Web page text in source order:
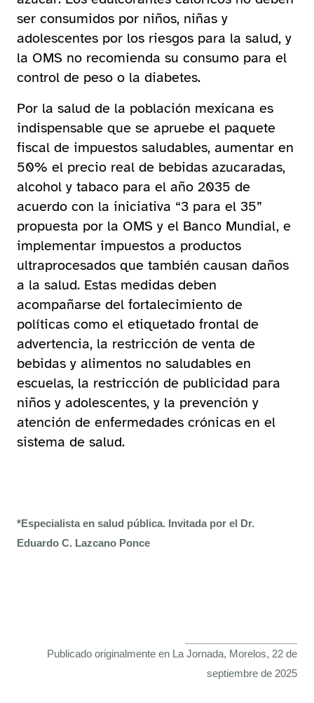
ser consumidos por niños, niñas y
adolescentes por los riesgos para la salud, y
la OMS no recomienda su consumo para el
control de peso o la diabetes.
Por la salud de la población mexicana es
indispensable que se apruebe el paquete
fiscal de impuestos saludables, aumentar en
50% el precio real de bebidas azucaradas,
alcohol y tabaco para el año 2035 de
acuerdo con la iniciativa “3 para el 35”
propuesta por la OMS y el Banco Mundial, e
implementar impuestos a productos
ultraprocesados que también causan daños
a la salud. Estas medidas deben
acompañarse del fortalecimiento de
políticas como el etiquetado frontal de
advertencia, la restricción de venta de
bebidas y alimentos no saludables en
escuelas, la restricción de publicidad para
niños y adolescentes, y la prevención y
atención de enfermedades crónicas en el
sistema de salud.
*Especialista en salud pública. Invitada por el Dr.
Eduardo C. Lazcano Ponce
Publicado originalmente en La Jornada, Morelos, 22 de
septiembre de 2025